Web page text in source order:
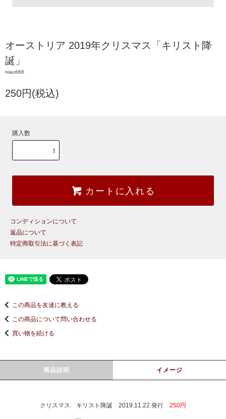
オーストリア 2019年クリスマス「キリスト降
誕」
niau666
250円(税込)
購入数
カートに入れる
コンディションについて
返品について
特定商取引法に基づく表記
この商品を友達に教える
この商品について問い合わせる
買い物を続ける
商品説明 イメージ
クリスマス キリスト降誕 2019.11.22.発行 250円